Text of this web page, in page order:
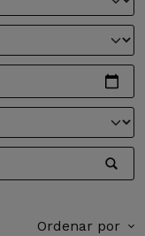
Ordenar por